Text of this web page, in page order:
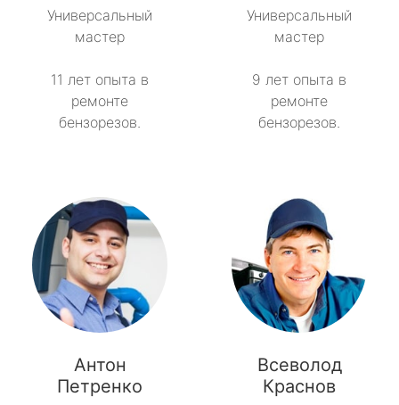
Универсальный
мастер
11 лет опыта в
ремонте
бензорезов.
Универсальный
мастер
9 лет опыта в
ремонте
бензорезов.
Антон
Петренко
Всеволод
Краснов